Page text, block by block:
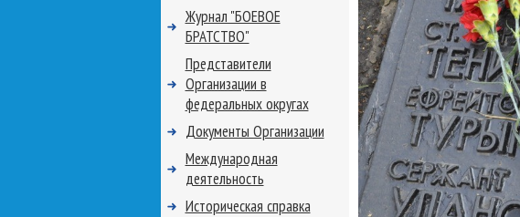
Журнал "БОЕВОЕ
БРАТСТВО"
Представители
Организации в
федеральных округах
Документы Организации
Международная
деятельность
Историческая справка